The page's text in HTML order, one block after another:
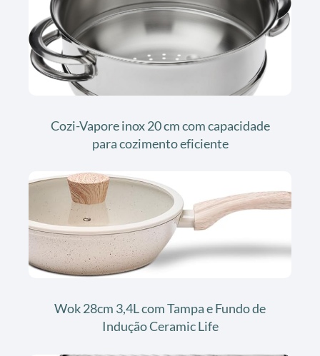
Cozi-Vapore inox 20 cm com capacidade
para cozimento eficiente
Wok 28cm 3,4L com Tampa e Fundo de
Indução Ceramic Life